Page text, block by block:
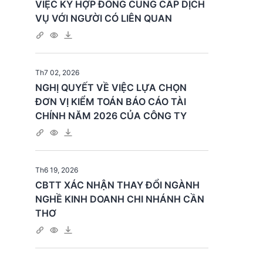
VIỆC KÝ HỢP ĐỒNG CUNG CẤP DỊCH
VỤ VỚI NGƯỜI CÓ LIÊN QUAN
Th7 02, 2026
NGHỊ QUYẾT VỀ VIỆC LỰA CHỌN
ĐƠN VỊ KIỂM TOÁN BÁO CÁO TÀI
CHÍNH NĂM 2026 CỦA CÔNG TY
Th6 19, 2026
CBTT XÁC NHẬN THAY ĐỔI NGÀNH
NGHỀ KINH DOANH CHI NHÁNH CẦN
THƠ